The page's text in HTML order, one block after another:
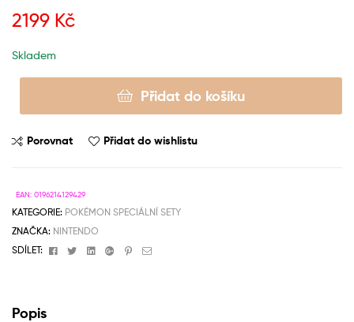
2199 Kč
Skladem
Přidat do košíku
Porovnat Přidat do wishlistu
EAN: 0196214129429
KATEGORIE: POKÉMON SPECIÁLNÍ SETY
ZNAČKA: NINTENDO
SDÍLET:
FacebookTwitterLinkedinGoogle+Pinterest
Email
Popis